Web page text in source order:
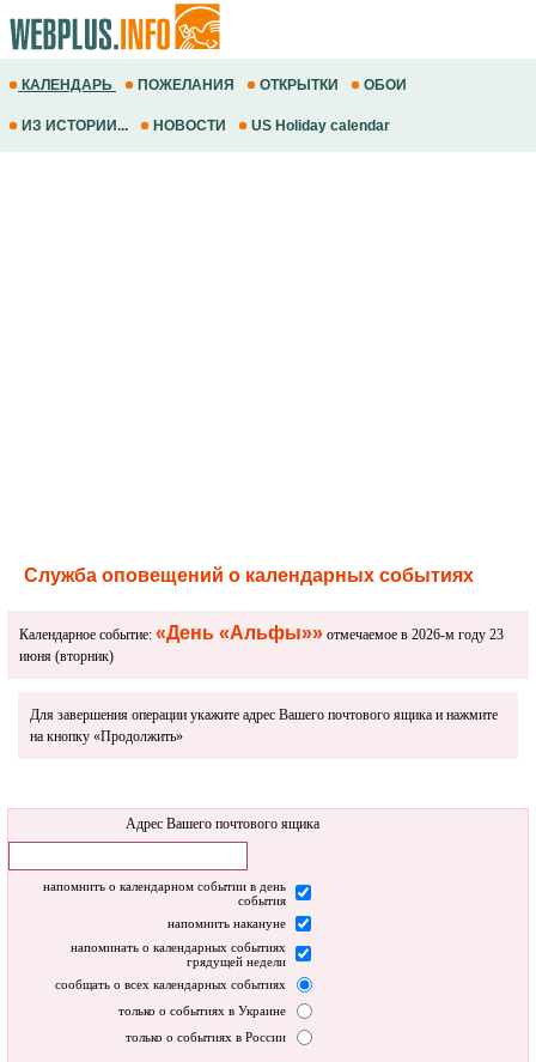
КАЛЕНДАРЬ ПОЖЕЛАНИЯ ОТКРЫТКИ ОБОИ
ИЗ ИСТОРИИ... НОВОСТИ US Holiday calendar
Служба оповещений о календарных событиях
Календарное событие: «День «Альфы»» отмечаемое в 2026-м году 23
июня (вторник)
Для завершения операции укажите адрес Вашего почтового ящика и нажмите
на кнопку «Продолжить»
Адрес Вашего почтового ящика
напомнить о календарном событии в день
события
напомнить накануне
напоминать о календарных событиях
грядущей недели
сообщать о всех календарных событиях
только о событиях в Украине
только о событиях в России